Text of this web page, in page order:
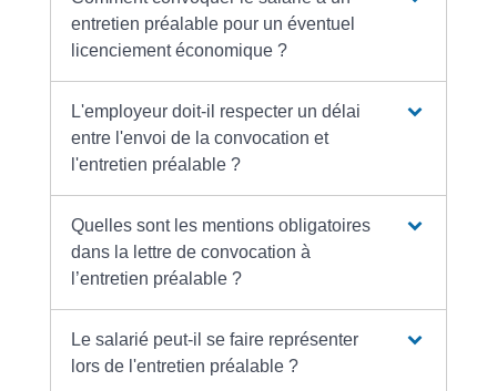
entretien préalable pour un éventuel
licenciement économique ?
L'employeur doit-il respecter un délai
entre l'envoi de la convocation et
l'entretien préalable ?
Quelles sont les mentions obligatoires
dans la lettre de convocation à
l’entretien préalable ?
Le salarié peut-il se faire représenter
lors de l'entretien préalable ?